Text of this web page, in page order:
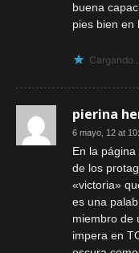
buena
pies bien en
Cargando...
pierina
6 mayo, 12 at
En la
de los
«victoria»
es una
miembro de
impera en